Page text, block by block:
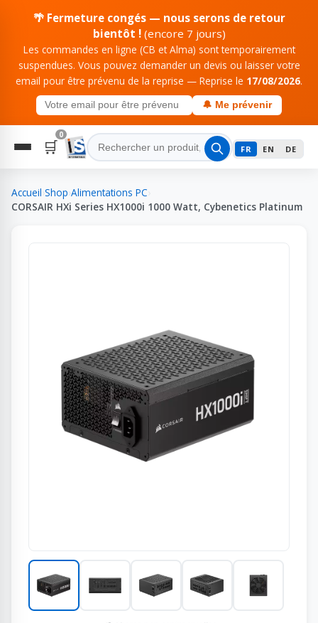
🌴 Fermeture congés — nous serons de retour
bientôt !(encore 7 jours)
Les commandes en ligne (CB et Alma) sont temporairement
suspendues. Vous pouvez demander un devis ou laisser votre
email pour être prévenu de la reprise — Reprise le 17/08/2026.
🔔 Me prévenir
🛒
0
FR EN DE
Accueil Shop Alimentations PC
CORSAIR HXi Series HX1000i 1000 Watt, Cybenetics Platinum